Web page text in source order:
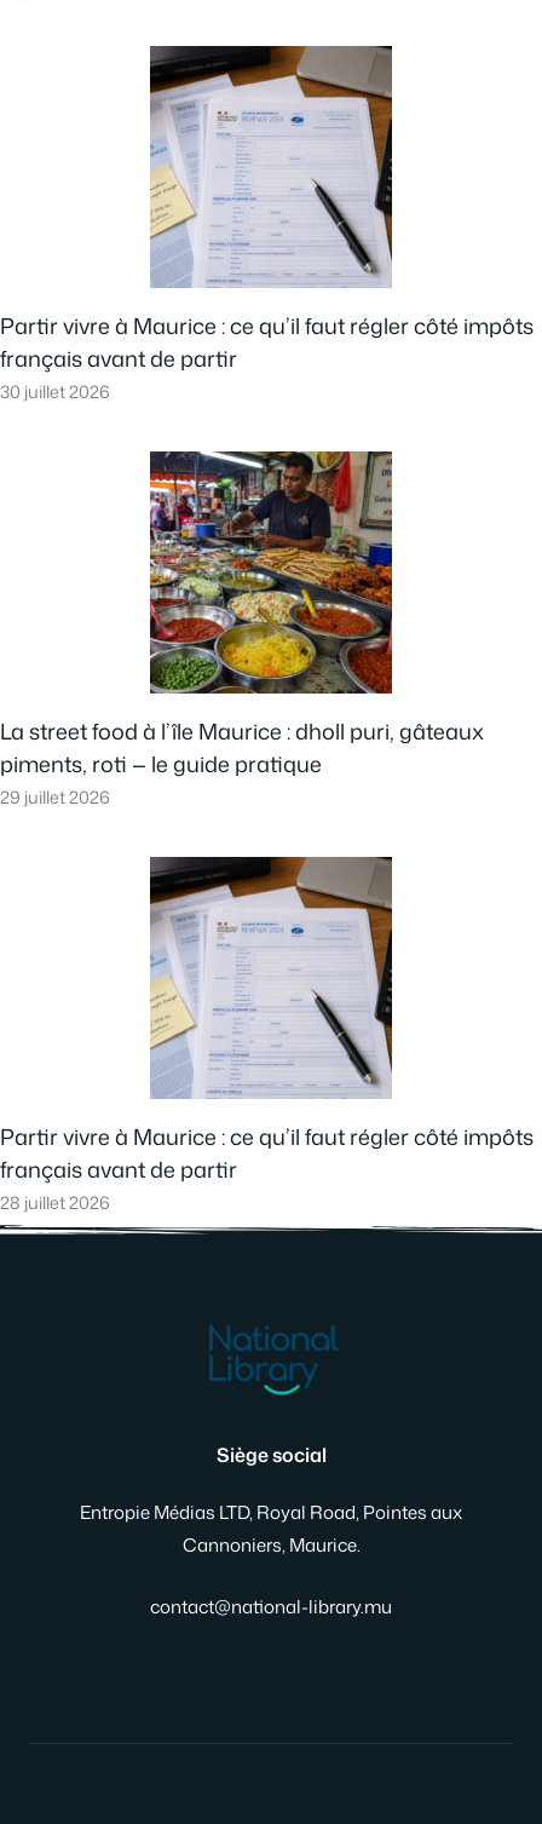
Partir vivre à Maurice : ce qu’il faut régler côté impôts
français avant de partir
30 juillet 2026
La street food à l’île Maurice : dholl puri, gâteaux
piments, roti — le guide pratique
29 juillet 2026
Partir vivre à Maurice : ce qu’il faut régler côté impôts
français avant de partir
28 juillet 2026
Siège social
Entropie Médias LTD, Royal Road, Pointes aux
Cannoniers, Maurice.
contact@national-library.mu